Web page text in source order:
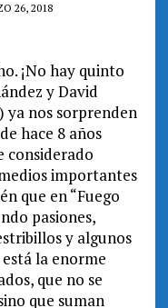
26, 2018
¡No hay quinto
y David
ya nos sorprenden
hace 8 años
considerado
importantes
que en “Fuego
pasiones,
y algunos
la enorme
que no se
que suman